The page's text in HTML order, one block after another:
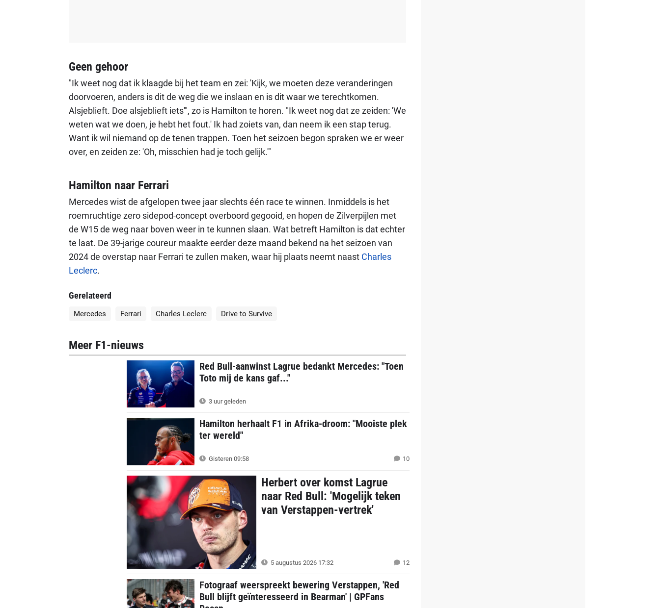
Geen gehoor
"Ik weet nog dat ik klaagde bij het team en zei: 'Kijk, we moeten deze veranderingen
doorvoeren, anders is dit de weg die we inslaan en is dit waar we terechtkomen.
Alsjeblieft. Doe alsjeblieft iets'", zo is Hamilton te horen. "Ik weet nog dat ze zeiden: 'We
weten wat we doen, je hebt het fout.' Ik had zoiets van, dan neem ik een stap terug.
Want ik wil niemand op de tenen trappen. Toen het seizoen begon spraken we er weer
over, en zeiden ze: 'Oh, misschien had je toch gelijk.'"
Hamilton naar Ferrari
Mercedes wist de afgelopen twee jaar slechts één race te winnen. Inmiddels is het
roemruchtige zero sidepod-concept overboord gegooid, en hopen de Zilverpijlen met
de W15 de weg naar boven weer in te kunnen slaan. Wat betreft Hamilton is dat echter
te laat. De 39-jarige coureur maakte eerder deze maand bekend na het seizoen van
2024 de overstap naar Ferrari te zullen maken, waar hij plaats neemt naast Charles
Leclerc.
Gerelateerd
Mercedes Ferrari Charles Leclerc Drive to Survive
Meer F1-nieuws
Red Bull-aanwinst Lagrue bedankt Mercedes: "Toen
Toto mij de kans gaf..."
3 uur geleden
Hamilton herhaalt F1 in Afrika-droom: "Mooiste plek
ter wereld"
Gisteren 09:58 10
Herbert over komst Lagrue
naar Red Bull: 'Mogelijk teken
van Verstappen-vertrek'
5 augustus 2026 17:32 12
Fotograaf weerspreekt bewering Verstappen, 'Red
Bull blijft geïnteresseerd in Bearman' | GPFans